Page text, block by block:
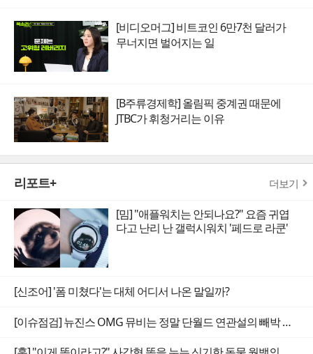
[비디오머그] 비트코인 6만7천 달러가
무너지면 벌어지는 일
[B주류경제학] 올림픽 중계권 때문에
JTBC가 휘청거리는 이유
리포트+ 더보기
[밈] "애플워치는 안되나요?" 요즘 귀엽
다고 난리 난 갤럭시워치 '페드로 라쿤'
[신조어] '폼 미쳤다'는 대체 어디서 나온 말일까?
[이슈점검] 뉴진스 OMG 뮤비는 정말 단월드 연관설의 빼박 증거일까